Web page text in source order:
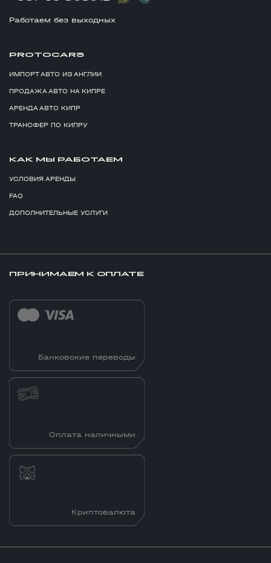
Работаем без выходных
PROTOCARS
ИМПОРТ АВТО ИЗ АНГЛИИ
ПРОДАЖА АВТО НА КИПРЕ
АРЕНДА АВТО КИПР
ТРАНСФЕР ПО КИПРУ
КАК МЫ РАБОТАЕМ
УСЛОВИЯ АРЕНДЫ
FAQ
ДОПОЛНИТЕЛЬНЫЕ УСЛУГИ
ПРИНИМАЕМ К ОПЛАТЕ
Банковские переводы
Оплата наличными
Криптовалюта